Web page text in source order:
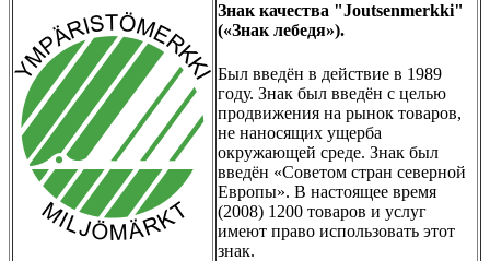
Знак качества "Joutsenmerkki"
(«Знак лебедя»).
Был введён в действие в 1989
году. Знак был введён с целью
продвижения на рынок товаров,
не наносящих ущерба
окружающей среде. Знак был
введён «Советом стран северной
Европы». В настоящее время
(2008) 1200 товаров и услуг
имеют право использовать этот
знак.